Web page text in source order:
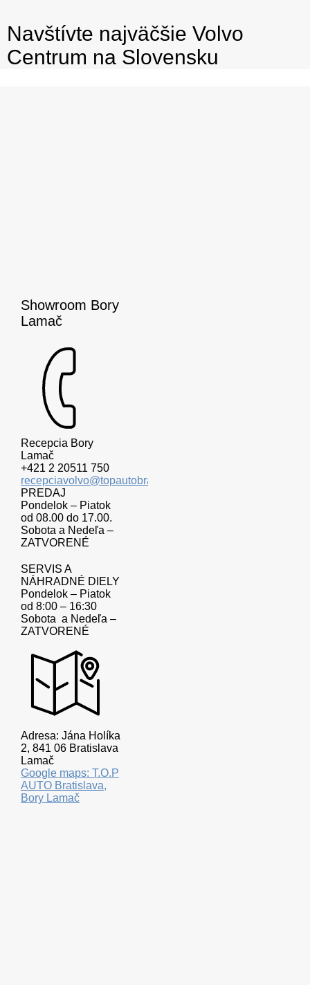
Navštívte najväčšie Volvo
Centrum na Slovensku
Showroom Bory
Lamač
Recepcia Bory
Lamač
+421 2 20511 750
recepciavolvo@topautobratislava.sk
PREDAJ
Pondelok – Piatok
od 08.00 do 17.00.
Sobota a Nedeľa –
ZATVORENÉ
SERVIS A
NÁHRADNÉ DIELY
Pondelok – Piatok
od 8:00 – 16:30
Sobota a Nedeľa –
ZATVORENÉ
Adresa: Jána Holíka
2, 841 06 Bratislava
Lamač
Google maps: T.O.P
AUTO Bratislava,
Bory Lamač